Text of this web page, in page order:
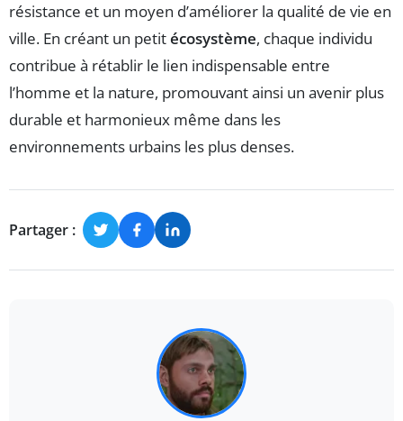
résistance et un moyen d’améliorer la qualité de vie en
ville. En créant un petitécosystème, chaque individu
contribue à rétablir le lien indispensable entre
l’homme et la nature, promouvant ainsi un avenir plus
durable et harmonieux même dans les
environnements urbains les plus denses.
Partager :